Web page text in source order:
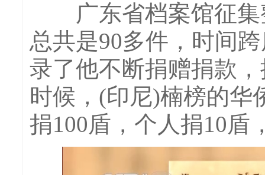
广东省档案馆征集
总共是90多件，时间
录了他不断捐赠捐款
时候，(印尼)楠榜的华
捐100盾，个人捐10盾